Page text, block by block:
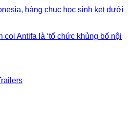
hàng chục học sinh kẹt dưới
coi Antifa là ‘tổ chức khủng bố nội